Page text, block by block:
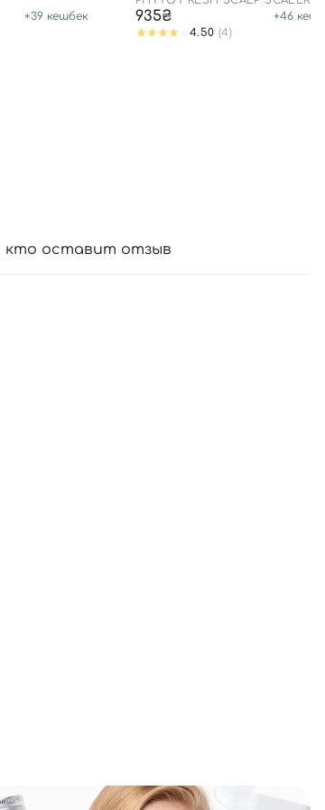
+39 кешбек
935₴ +46
4.50 (4)
кто оставит отзыв